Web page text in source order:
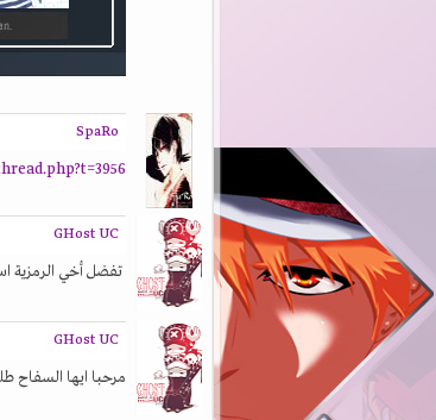
SpaRo
GHost UC
تفضل أخي الرمزية
GHost UC
مرحبا ايها السفاح